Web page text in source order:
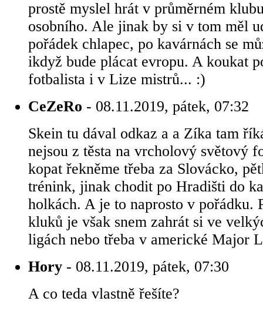
prostě myslel hrát v průměrném
osobního. Ale jinak by si v tom měl
pořádek chlapec, po kavárnách se
ikdyž bude plácat evropu. A koukat
fotbalista i v Lize mistrů... :)
CeZeRo - 08.11.2019, pátek, 07:32
Skein tu dával odkaz a a Zíka tam
nejsou z těsta na vrcholový světový
kopat řekněme třeba za Slovácko,
trénink, jinak chodit po Hradišti do
holkách. A je to naprosto v pořádku.
kluků je však snem zahrát si ve
ligách nebo třeba v americké Major
Hory - 08.11.2019, pátek, 07:30
A co teda vlastně řešíte?